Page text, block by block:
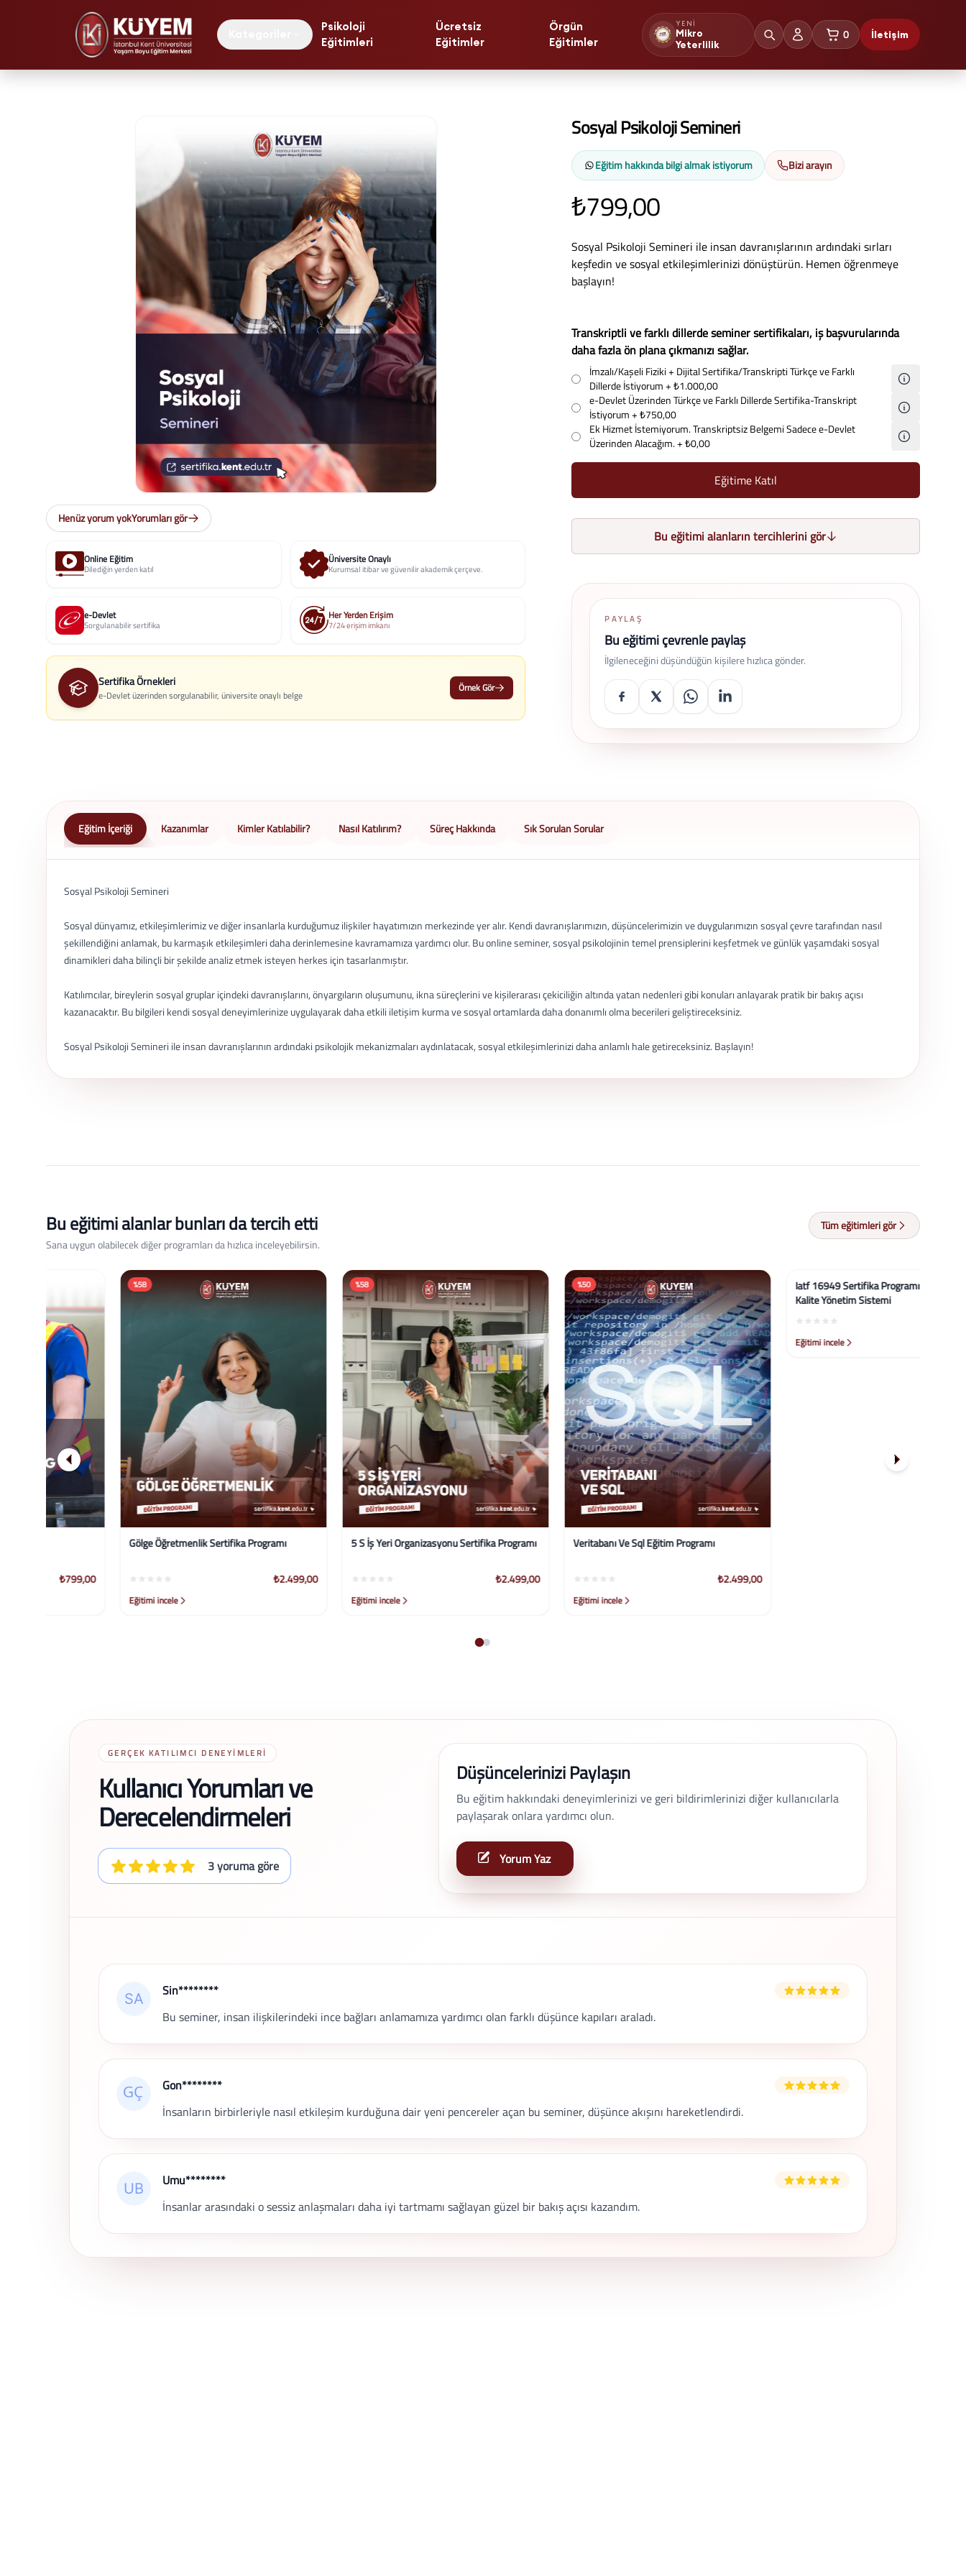
Psikoloji
Eğitimleri
Ücretsiz
Eğitimler
Örgün
Eğitimler
YENI
Mikro
Yeterlilik
0
sepetteki ürünler
İletişim
Henüz yorum yokYorumları gör
Online Eğitim
Dilediğin yerden katıl
Üniversite Onaylı
Kurumsal itibar ve güvenilir akademik çerçeve.
e-Devlet
Sorgulanabilir sertifika
Her Yerden Erişim
7/24 erişim imkanı
Sertifika Örnekleri
e-Devlet üzerinden sorgulanabilir, üniversite onaylı belge
Örnek Gör
Sosyal Psikoloji Semineri
Eğitim hakkında bilgi almak istiyorum Bizi arayın
₺799,00
Sosyal Psikoloji Semineri ile insan davranışlarının ardındaki sırları
keşfedin ve sosyal etkileşimlerinizi dönüştürün. Hemen öğrenmeye
başlayın!
Transkriptli ve farklı dillerde seminer sertifikaları, iş başvurularında
daha fazla ön plana çıkmanızı sağlar.
İmzalı/Kaşeli Fiziki + Dijital Sertifika/Transkripti Türkçe ve Farklı
Dillerde İstiyorum+ ₺1.000,00
e-Devlet Üzerinden Türkçe ve Farklı Dillerde Sertifika-Transkript
İstiyorum+ ₺750,00
Ek Hizmet İstemiyorum. Transkriptsiz Belgemi Sadece e-Devlet
Üzerinden Alacağım.+ ₺0,00
Eğitime Katıl
Bu eğitimi alanların tercihlerini gör
PAYLAŞ
Bu eğitimi çevrenle paylaş
İlgileneceğini düşündüğün kişilere hızlıca gönder.
Eğitim İçeriği Kazanımlar Kimler Katılabilir? Nasıl Katılırım? Süreç Hakkında Sık Sorulan Sorular
Sosyal Psikoloji Semineri
Sosyal dünyamız, etkileşimlerimiz ve diğer insanlarla kurduğumuz ilişkiler hayatımızın merkezinde yer alır. Kendi davranışlarımızın, düşüncelerimizin ve duygularımızın sosyal çevre tarafından nasıl
şekillendiğini anlamak, bu karmaşık etkileşimleri daha derinlemesine kavramamıza yardımcı olur. Bu online seminer, sosyal psikolojinin temel prensiplerini keşfetmek ve günlük yaşamdaki sosyal
dinamikleri daha bilinçli bir şekilde analiz etmek isteyen herkes için tasarlanmıştır.
Katılımcılar, bireylerin sosyal gruplar içindeki davranışlarını, önyargıların oluşumunu, ikna süreçlerini ve kişilerarası çekiciliğin altında yatan nedenleri gibi konuları anlayarak pratik bir bakış açısı
kazanacaktır. Bu bilgileri kendi sosyal deneyimlerinize uygulayarak daha etkili iletişim kurma ve sosyal ortamlarda daha donanımlı olma becerileri geliştireceksiniz.
Sosyal Psikoloji Semineri ile insan davranışlarının ardındaki psikolojik mekanizmaları aydınlatacak, sosyal etkileşimlerinizi daha anlamlı hale getireceksiniz. Başlayın!
Bu eğitimi alanlar bunları da tercih etti
Sana uygun olabilecek diğer programları da hızlıca inceleyebilirsin.
Tüm eğitimleri gör
Gölge Öğretmenlik Sertifika Programı 5 S İş Yeri Organizasyonu Sertifika Programı
%50
Veritabanı Ve Sql Eğitim Programı
GERÇEK KATILIMCI DENEYIMLERI
Kullanıcı Yorumları ve
Derecelendirmeleri
3 yoruma göre
Düşüncelerinizi Paylaşın
Bu eğitim hakkındaki deneyimlerinizi ve geri bildirimlerinizi diğer kullanıcılarla
paylaşarak onlara yardımcı olun.
Yorum Yaz
Son Yorumlar
Sin********
Bu seminer, insan ilişkilerindeki ince bağları anlamamıza yardımcı olan farklı düşünce kapıları araladı.
Gon********
İnsanların birbirleriyle nasıl etkileşim kurduğuna dair yeni pencereler açan bu seminer, düşünce akışını hareketlendirdi.
Umu********
İnsanlar arasındaki o sessiz anlaşmaları daha iyi tartmamı sağlayan güzel bir bakış açısı kazandım.